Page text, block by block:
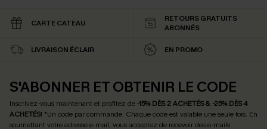
CARTE CATEAU
RETOURS GRATUITS
ABONNÉS
LIVRAISON ÉCLAIR EN PROMO
S'ABONNER ET OBTENIR LE CODE
Inscrivez-vous maintenant et profitez de -15% DÈS 2 ACHETÉS & -25% DÈS 4
ACHETÉS! *Un code par commande. Chaque code est valable une seule fois. En
soumettant votre adresse e-mail, vous acceptez de recevoir des e-mails